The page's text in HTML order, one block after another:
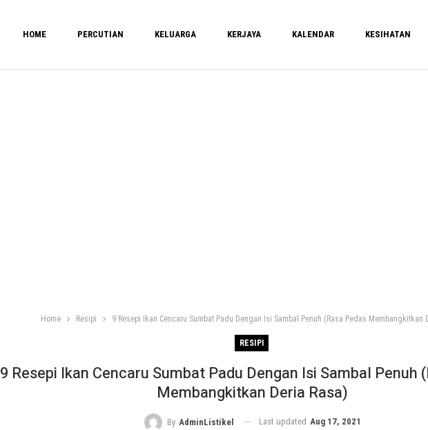
HOME PERCUTIAN KELUARGA KERJAYA KALENDAR KESIHATAN
Home Resipi 9 Resepi Ikan Cencaru Sumbat Padu Dengan Isi Sambal Penuh (Rasa Pedas Membangkitkan
RESIPI
9 Resepi Ikan Cencaru Sumbat Padu Dengan Isi Sambal Penuh
Membangkitkan Deria Rasa)
By AdminListikel Last updated Aug 17, 2021